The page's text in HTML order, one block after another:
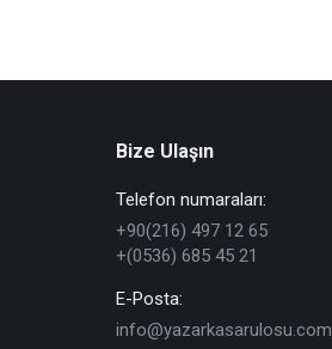
Bize Ulaşın
Telefon numaraları:
+90(216) 497 12 65
+(0536) 685 45 21
E-Posta:
info@yazarkasarulosu.com